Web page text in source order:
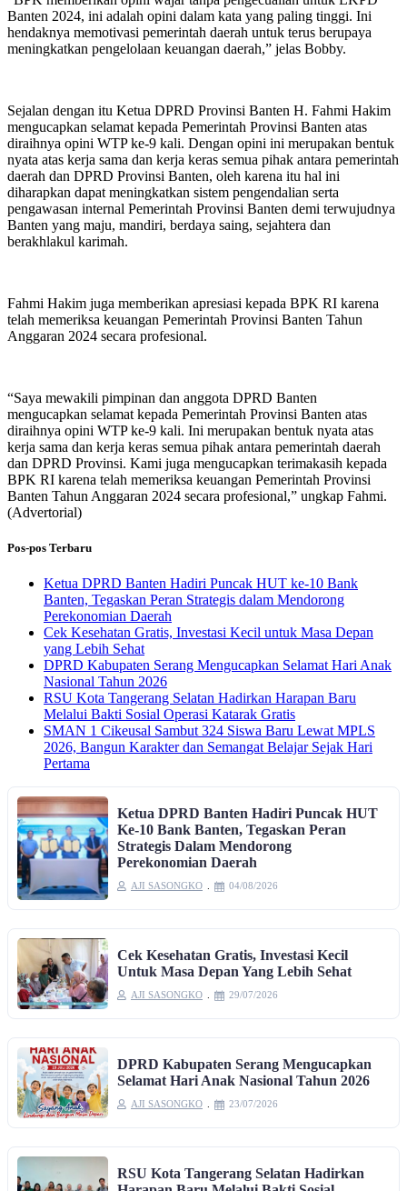
Banten 2024, ini adalah opini dalam kata yang paling tinggi. Ini
hendaknya memotivasi pemerintah daerah untuk terus berupaya
meningkatkan pengelolaan keuangan daerah,” jelas Bobby.
Sejalan dengan itu Ketua DPRD Provinsi Banten H. Fahmi Hakim
mengucapkan selamat kepada Pemerintah Provinsi Banten atas
diraihnya opini WTP ke-9 kali. Dengan opini ini merupakan bentuk
nyata atas kerja sama dan kerja keras semua pihak antara pemerintah
daerah dan DPRD Provinsi Banten, oleh karena itu hal ini
diharapkan dapat meningkatkan sistem pengendalian serta
pengawasan internal Pemerintah Provinsi Banten demi terwujudnya
Banten yang maju, mandiri, berdaya saing, sejahtera dan
berakhlakul karimah.
Fahmi Hakim juga memberikan apresiasi kepada BPK RI karena
telah memeriksa keuangan Pemerintah Provinsi Banten Tahun
Anggaran 2024 secara profesional.
“Saya mewakili pimpinan dan anggota DPRD Banten
mengucapkan selamat kepada Pemerintah Provinsi Banten atas
diraihnya opini WTP ke-9 kali. Ini merupakan bentuk nyata atas
kerja sama dan kerja keras semua pihak antara pemerintah daerah
dan DPRD Provinsi. Kami juga mengucapkan terimakasih kepada
BPK RI karena telah memeriksa keuangan Pemerintah Provinsi
Banten Tahun Anggaran 2024 secara profesional,” ungkap Fahmi.
(Advertorial)
Pos-pos Terbaru
Ketua DPRD Banten Hadiri Puncak HUT ke-10 Bank
Banten, Tegaskan Peran Strategis dalam Mendorong
Perekonomian Daerah
Cek Kesehatan Gratis, Investasi Kecil untuk Masa Depan
yang Lebih Sehat
DPRD Kabupaten Serang Mengucapkan Selamat Hari Anak
Nasional Tahun 2026
RSU Kota Tangerang Selatan Hadirkan Harapan Baru
Melalui Bakti Sosial Operasi Katarak Gratis
SMAN 1 Cikeusal Sambut 324 Siswa Baru Lewat MPLS
2026, Bangun Karakter dan Semangat Belajar Sejak Hari
Pertama
Ketua DPRD Banten Hadiri Puncak HUT
Ke-10 Bank Banten, Tegaskan Peran
Strategis Dalam Mendorong
Perekonomian Daerah
AJI SASONGKO 04/08/2026
Cek Kesehatan Gratis, Investasi Kecil
Untuk Masa Depan Yang Lebih Sehat
AJI SASONGKO 29/07/2026
DPRD Kabupaten Serang Mengucapkan
Selamat Hari Anak Nasional Tahun 2026
AJI SASONGKO 23/07/2026
RSU Kota Tangerang Selatan Hadirkan